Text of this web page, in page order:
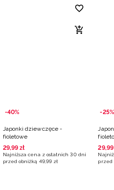
-40%
Japonki dziewczęce -
fioletowe
29,99 zł
Najniższa cena z ostatnich 30 dni
przed obniżką 49,99 zł
-25%
29,99
przed